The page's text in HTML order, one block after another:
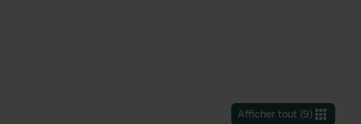
Afficher tout(9)